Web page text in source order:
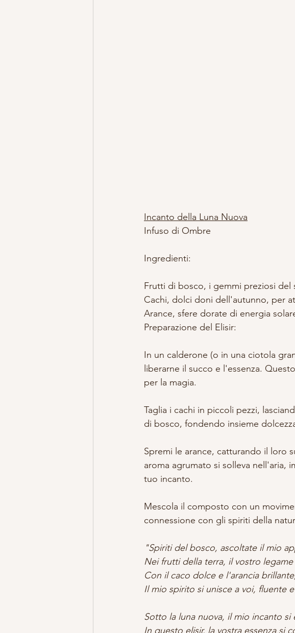
Incanto della Luna Nuova
Infuso di Ombre
Ingredienti:
Frutti di bosco, i gemmi preziosi
Cachi, dolci doni dell'autunno, per
Arance, sfere dorate di energia
Preparazione del Elisir:
In un calderone (o in una ciotola
liberarne il succo e l'essenza.
per la magia.
Taglia i cachi in piccoli pezzi,
di bosco, fondendo insieme
Spremi le arance, catturando il loro
aroma agrumato si solleva nell'aria,
tuo incanto.
Mescola il composto con un
connessione con gli spiriti della
"Spiriti del bosco, ascoltate il mio
Nei frutti della terra, il vostro
Con il caco dolce e l'arancia
Il mio spirito si unisce a voi, fluente
Sotto la luna nuova, il mio incanto si
In questo elisir, la vostra essenza si